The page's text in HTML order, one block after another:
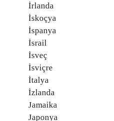
İrlanda
İskoçya
İspanya
İsrail
İsveç
İsviçre
İtalya
İzlanda
Jamaika
Japonya